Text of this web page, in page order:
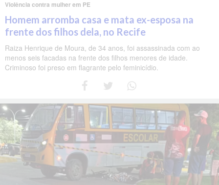
Violência contra mulher em PE
Homem arromba casa e mata ex-esposa na
frente dos filhos dela, no Recife
Raiza Henrique de Moura, de 34 anos, foi assassinada com ao
menos seis facadas na frente dos filhos menores de idade.
Criminoso foi preso em flagrante pelo feminicídio.